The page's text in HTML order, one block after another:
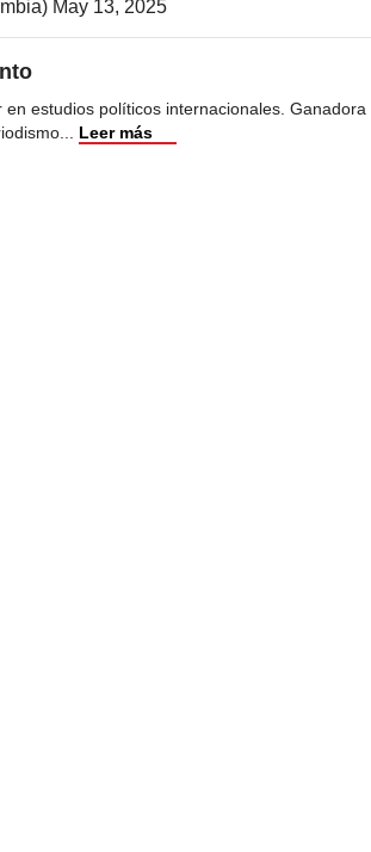
May 13, 2025
en estudios políticos internacionales.
... Leer más